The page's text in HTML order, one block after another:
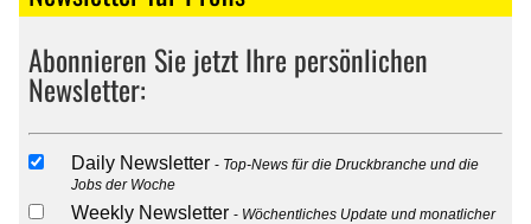
Abonnieren Sie jetzt Ihre persönlichen
Newsletter:
Daily Newsletter
Top-News für die Druckbranche und die
Jobs der Woche
Weekly Newsletter
Wöchentliches Update und monatlicher